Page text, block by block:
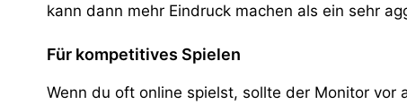
kann dann mehr Eindruck machen als ein sehr
Für kompetitives Spielen
Wenn du oft online spielst, sollte der Monitor vor